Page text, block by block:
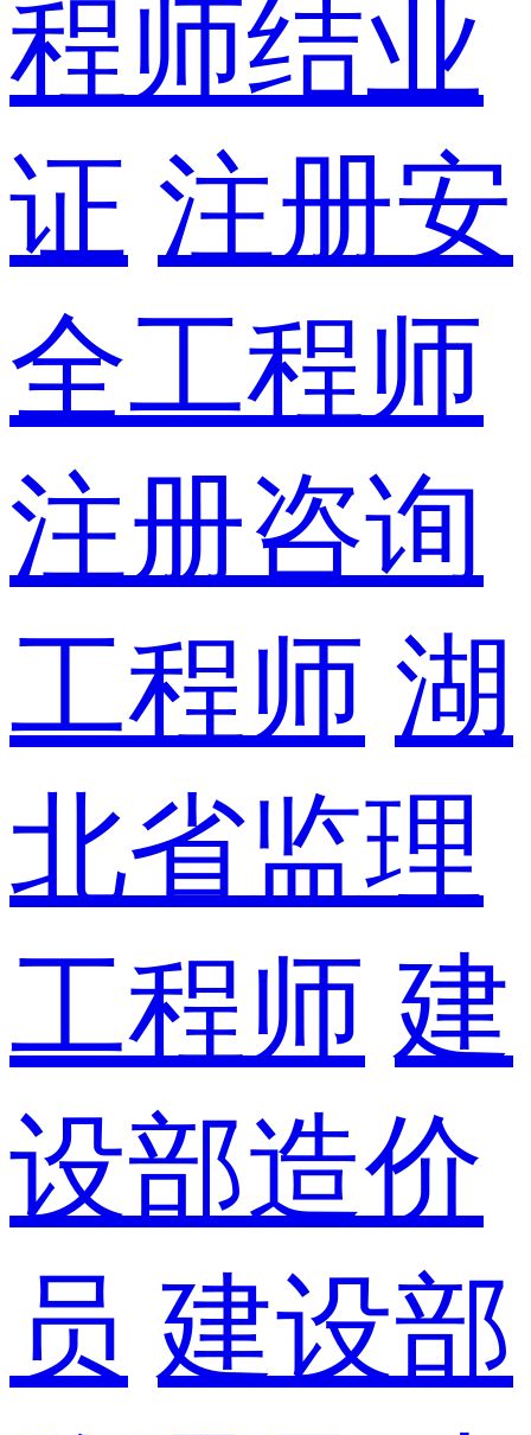
程师结业
证 注册安
全工程师
注册咨询
工程师 湖
北省监理
工程师 建
设部造价
员 建设部